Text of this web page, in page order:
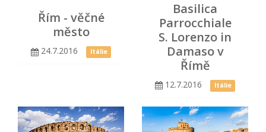
Řím - věčné
město
24.7.2016 Itálie
Basilica
Parrocchiale
S. Lorenzo in
Damaso v
Římě
12.7.2016 Itálie